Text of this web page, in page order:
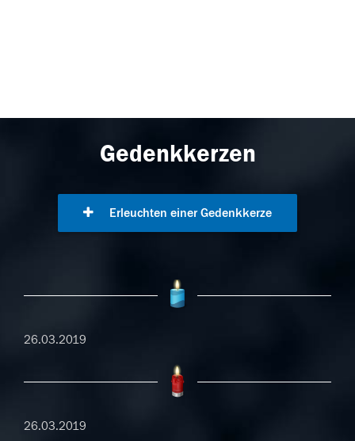
Gedenkkerzen
Erleuchten einer Gedenkkerze
26.03.2019
26.03.2019